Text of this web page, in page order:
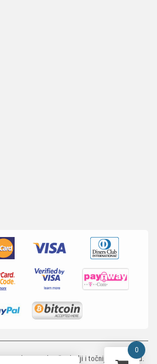
Trudimo se dati što bolji i točniji opis i sliku.
0